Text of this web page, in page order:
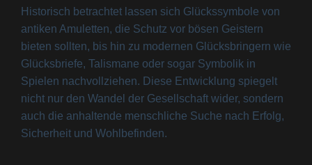
Historisch betrachtet lassen sich Glückssymbole von
antiken Amuletten, die Schutz vor bösen Geistern
bieten sollten, bis hin zu modernen Glücksbringern wie
Glücksbriefe, Talismane oder sogar Symbolik in
Spielen nachvollziehen. Diese Entwicklung spiegelt
nicht nur den Wandel der Gesellschaft wider, sondern
auch die anhaltende menschliche Suche nach Erfolg,
Sicherheit und Wohlbefinden.